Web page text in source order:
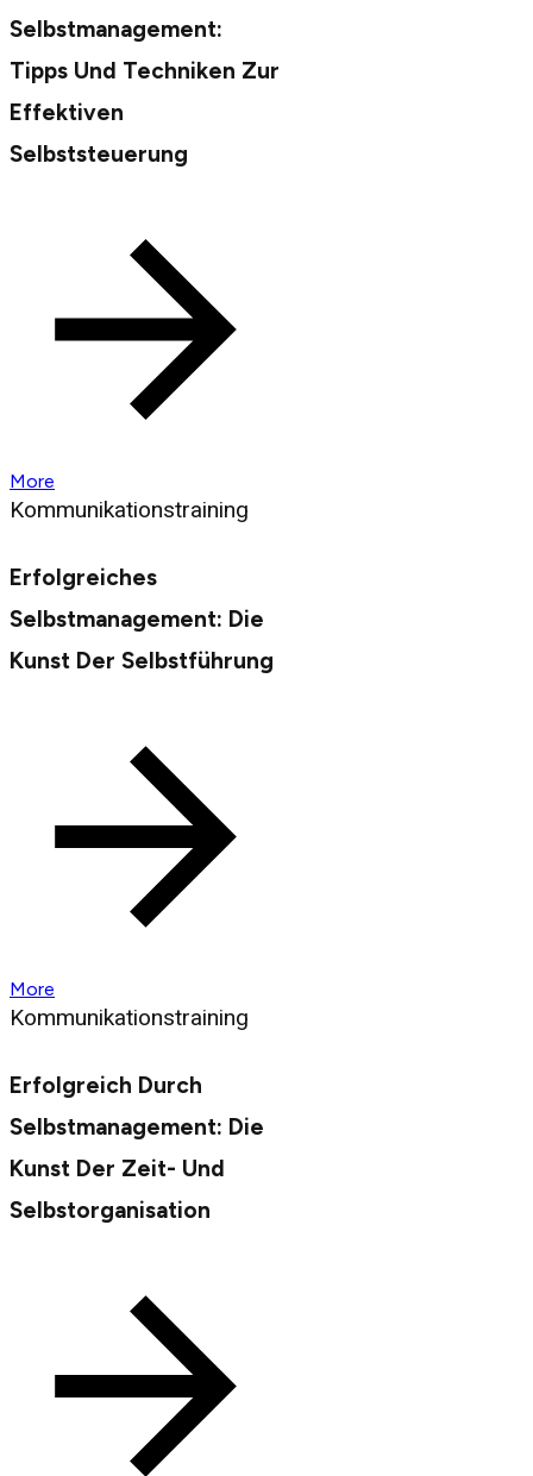
Selbstmanagement:
Tipps Und Techniken Zur
Effektiven
Selbststeuerung
More
Kommunikationstraining
Erfolgreiches
Selbstmanagement: Die
Kunst Der Selbstführung
More
Kommunikationstraining
Erfolgreich Durch
Selbstmanagement: Die
Kunst Der Zeit- Und
Selbstorganisation